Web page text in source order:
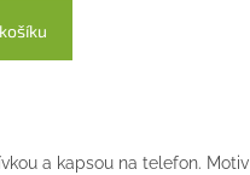
a kapsou na telefon. Motiv